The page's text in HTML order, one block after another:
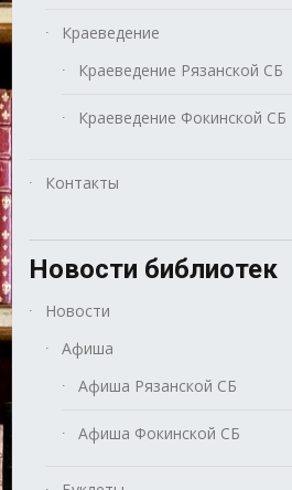
Краеведение
Краеведение Рязанской СБ
Краеведение Фокинской СБ
Контакты
Новости библиотек
Новости
Афиша
Афиша Рязанской СБ
Афиша Фокинской СБ